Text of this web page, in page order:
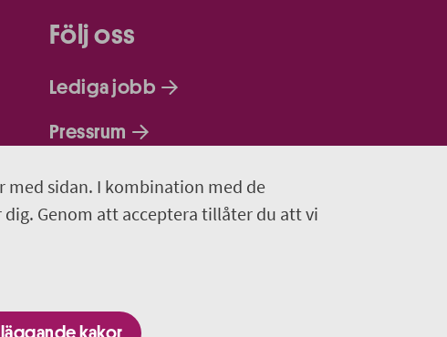
med sidan. I kombination med de
Genom att acceptera tillåter du att vi
kakor
Följ oss
Lediga jobb
Pressrum
Facebook
Jobba hos oss - Facebook